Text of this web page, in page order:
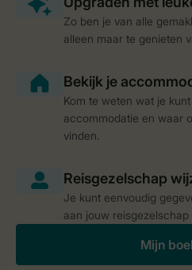
Zo ben je van alle
alleen maar te genieten
Kom te weten wat je
accommodatie en waar
vinden.
Je kunt eenvoudig
aan jouw
Mijn